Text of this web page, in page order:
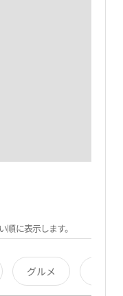
に表示します。
グルメ